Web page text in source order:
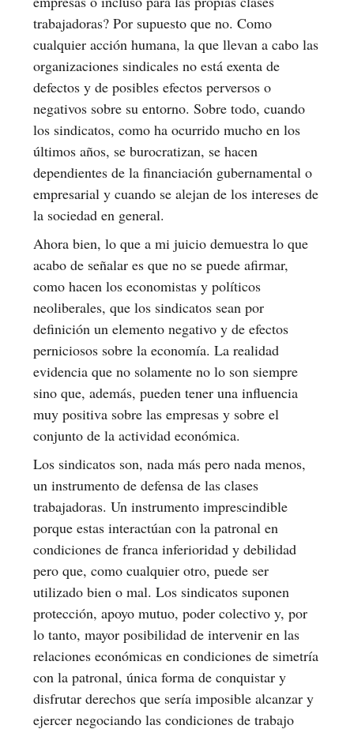
trabajadoras? Por supuesto que no. Como
cualquier acción humana, la que llevan a cabo las
organizaciones sindicales no está exenta de
defectos y de posibles efectos perversos o
negativos sobre su entorno. Sobre todo, cuando
los sindicatos, como ha ocurrido mucho en los
últimos años, se burocratizan, se hacen
dependientes de la financiación gubernamental o
empresarial y cuando se alejan de los intereses de
la sociedad en general.
Ahora bien, lo que a mi juicio demuestra lo que
acabo de señalar es que no se puede afirmar,
como hacen los economistas y políticos
neoliberales, que los sindicatos sean por
definición un elemento negativo y de efectos
perniciosos sobre la economía. La realidad
evidencia que no solamente no lo son siempre
sino que, además, pueden tener una influencia
muy positiva sobre las empresas y sobre el
conjunto de la actividad económica.
Los sindicatos son, nada más pero nada menos,
un instrumento de defensa de las clases
trabajadoras. Un instrumento imprescindible
porque estas interactúan con la patronal en
condiciones de franca inferioridad y debilidad
pero que, como cualquier otro, puede ser
utilizado bien o mal. Los sindicatos suponen
protección, apoyo mutuo, poder colectivo y, por
lo tanto, mayor posibilidad de intervenir en las
relaciones económicas en condiciones de simetría
con la patronal, única forma de conquistar y
disfrutar derechos que sería imposible alcanzar y
ejercer negociando las condiciones de trabajo